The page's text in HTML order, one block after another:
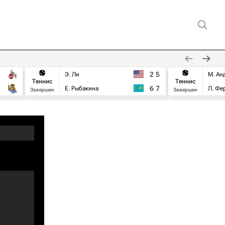
Теннис
Завершен
Э. Ли
Е. Рыбакина
2 5
6 7
Теннис
Завершен
М.
Л.